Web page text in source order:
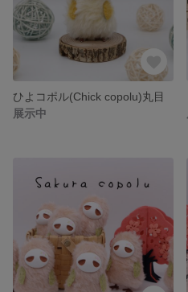
ひよコポル(Chick copolu)丸目
展示中